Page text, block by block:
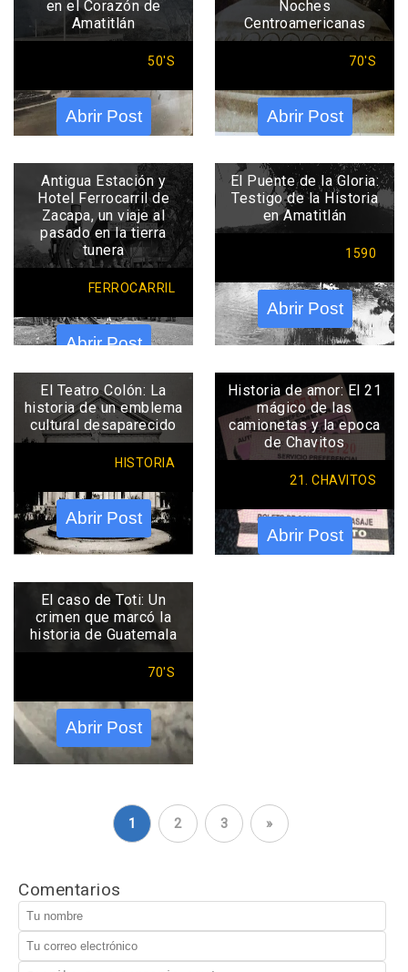
en el Corazón de
Amatitlán
50'S
Abrir Post
Noches
Centroamericanas
70'S
Abrir Post
Antigua Estación y
Hotel Ferrocarril de
Zacapa, un viaje al
pasado en la tierra
tunera
FERROCARRIL
Abrir Post
El Puente de la Gloria:
Testigo de la Historia
en Amatitlán
1590
Abrir Post
El Teatro Colón: La
historia de un emblema
cultural desaparecido
HISTORIA
Abrir Post
Historia de amor: El 21
mágico de las
camionetas y la epoca
de Chavitos
21. CHAVITOS
Abrir Post
El caso de Toti: Un
crimen que marcó la
historia de Guatemala
70'S
Abrir Post
1 2 3 »
Comentarios